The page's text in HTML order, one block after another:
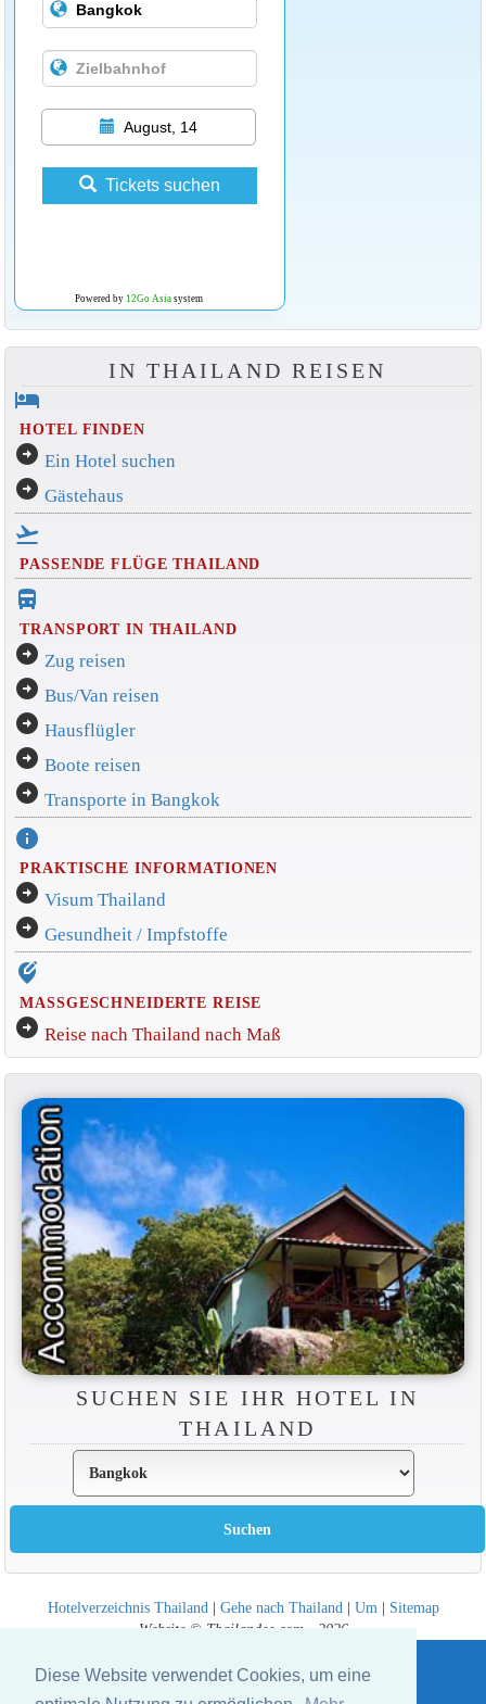
Diese Website verwendet Cookies, um eine
August, 14
Tickets suchen
Powered by 12Go Asiasystem
IN THAILAND REISEN
hotel
HOTEL FINDEN
arrow_circle_right Ein Hotel suchen
arrow_circle_right Gästehaus
flight_takeoff
PASSENDE FLÜGE THAILAND
directions_bus_filled
TRANSPORT IN THAILAND
arrow_circle_right Zug reisen
arrow_circle_right Bus/Van reisen
arrow_circle_right Hausflügler
arrow_circle_right Boote reisen
arrow_circle_right Transporte in Bangkok
info
PRAKTISCHE INFORMATIONEN
arrow_circle_right Visum Thailand
arrow_circle_right Gesundheit / Impfstoffe
edit_location_alt
MASSGESCHNEIDERTE REISE
arrow_circle_right Reise nach Thailand nach Maß
SUCHEN SIE IHR HOTEL IN
THAILAND
Hotelverzeichnis Thailand | Gehe nach Thailand | Um | Sitemap
Website © Thailandee.com - 2026